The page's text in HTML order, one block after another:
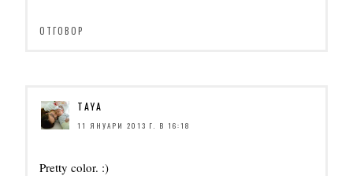
ОТГОВОР
TAYA
11 ЯНУАРИ 2013 Г. В 16:18
Pretty color. :)